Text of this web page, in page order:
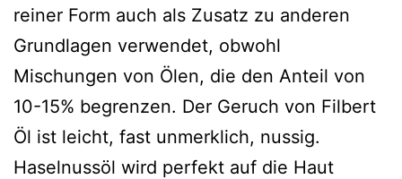
reiner Form auch als Zusatz zu anderen
Grundlagen verwendet, obwohl
Mischungen von Ölen, die den Anteil von
10-15% begrenzen. Der Geruch von Filbert
Öl ist leicht, fast unmerklich, nussig.
Haselnussöl wird perfekt auf die Haut